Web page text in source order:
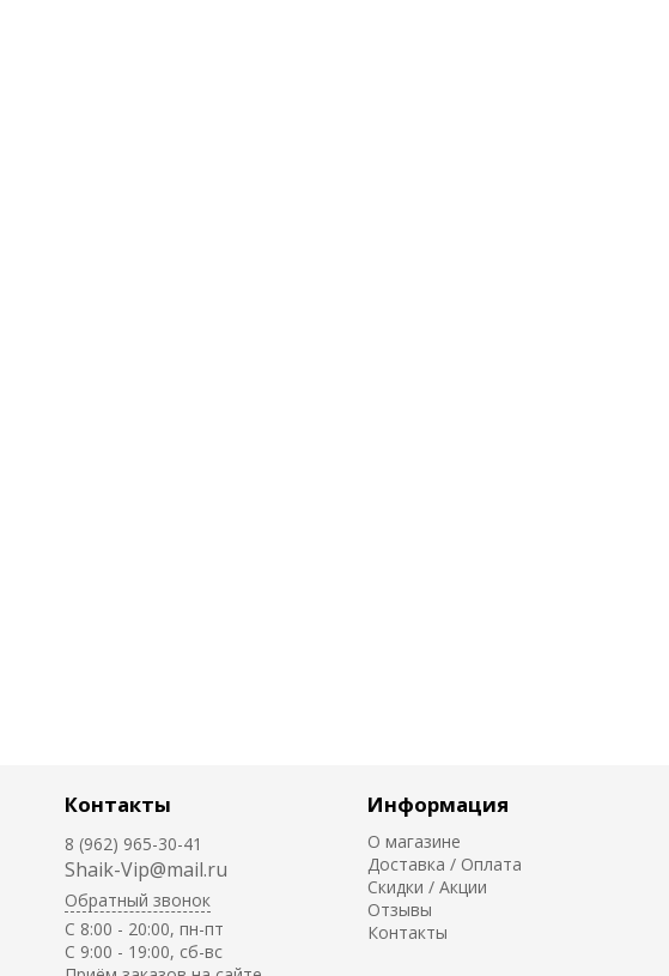
Контакты
8 (962) 965-30-41
Shaik-Vip@mail.ru
Обратный звонок
C 8:00 - 20:00, пн-пт
С 9:00 - 19:00, сб-вс
Информация
О магазине
Доставка / Оплата
Скидки / Акции
Отзывы
Контакты